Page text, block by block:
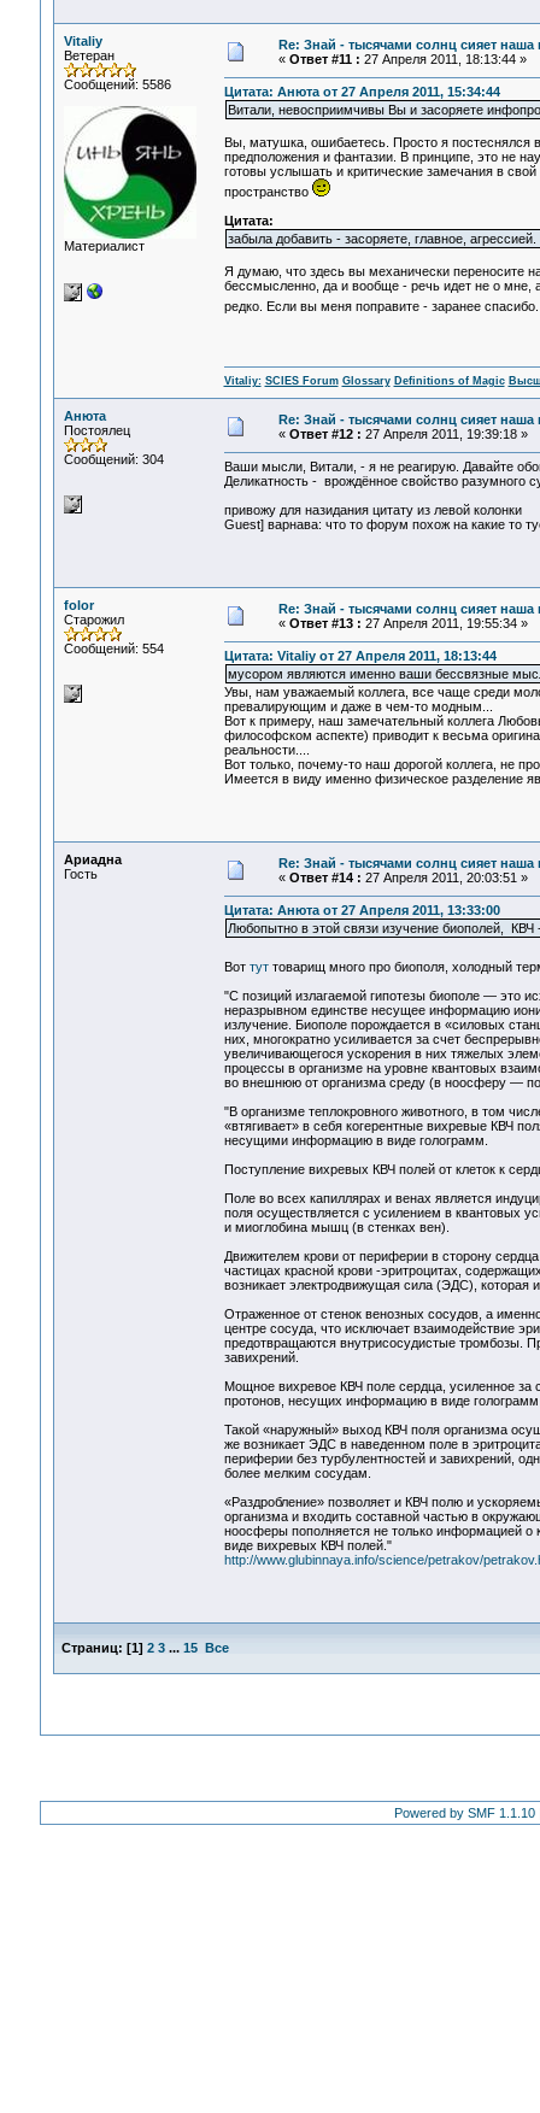
Vitaliy
Ветеран
Сообщений: 5586
Материалист
Re: Знай - тысячами солнц сияет наша
« Ответ #11 : 27 Апреля 2011, 18:13:44 »
Цитата: Анюта от 27 Апреля 2011, 15:34:44
Витали, невосприимчивы Вы и засоряете
Вы, матушка, ошибаетесь. Просто я
предположения и фантазии. В принципе, это не
готовы услышать и критические замечания в
пространство
Цитата:
забыла добавить - засоряете, главное,
Я думаю, что здесь вы механически переносите
бессмысленно, да и вообще - речь идет не о мне,
редко. Если вы меня поправите - заранее
Vitaliy: SCIES Forum Glossary Definitions of Magic
Анюта
Постоялец
Сообщений: 304
Re: Знай - тысячами солнц сияет наша
« Ответ #12 : 27 Апреля 2011, 19:39:18 »
Ваши мысли, Витали, - я не реагирую. Давайте
Деликатность - врождённое свойство разумного
привожу для назидания цитату из левой колонки
Guest] варнава: что то форум похож на какие то
folor
Старожил
Сообщений: 554
Re: Знай - тысячами солнц сияет наша
« Ответ #13 : 27 Апреля 2011, 19:55:34 »
Цитата: Vitaliy от 27 Апреля 2011, 18:13:44
мусором являются именно ваши бессвязные
Увы, нам уважаемый коллега, все чаще среди
превалирующим и даже в чем-то модным...
Вот к примеру, наш замечательный коллега
философском аспекте) приводит к весьма
реальности....
Вот только, почему-то наш дорогой коллега, не
Имеется в виду именно физическое разделение
Ариадна
Гость
Re: Знай - тысячами солнц сияет наша
« Ответ #14 : 27 Апреля 2011, 20:03:51 »
Цитата: Анюта от 27 Апреля 2011, 13:33:00
Любопытно в этой связи изучение биополей, КВЧ
Вот туттоварищ много про биополя, холодный
"С позиций излагаемой гипотезы биополе — это
неразрывном единстве несущее информацию
излучение. Биополе порождается в «силовых
них, многократно усиливается за счет
увеличивающегося ускорения в них тяжелых
процессы в организме на уровне квантовых
во внешнюю от организма среду (в ноосферу —
"В организме теплокровного животного, в том
«втягивает» в себя когерентные вихревые КВЧ
несущими информацию в виде голограмм.
Поступление вихревых КВЧ полей от клеток к
Поле во всех капиллярах и венах является
поля осуществляется с усилением в квантовых
и миоглобина мышц (в стенках вен).
Движителем крови от периферии в сторону
частицах красной крови -эритроцитах,
возникает электродвижущая сила (ЭДС), которая
Отраженное от стенок венозных сосудов, а
центре сосуда, что исключает взаимодействие
предотвращаются внутрисосудистые тромбозы.
завихрений.
Мощное вихревое КВЧ поле сердца, усиленное за
протонов, несущих информацию в виде
Такой «наружный» выход КВЧ поля организма
же возникает ЭДС в наведенном поле в
периферии без турбулентностей и завихрений,
более мелким сосудам.
«Раздробление» позволяет и КВЧ полю и
организма и входить составной частью в
ноосферы пополняется не только информацией о
виде вихревых КВЧ полей."
http://www.glubinnaya.info/science/petrakov/
Страниц: [1] 2 3 ... 15 Все
Powered by SMF 1.1.10